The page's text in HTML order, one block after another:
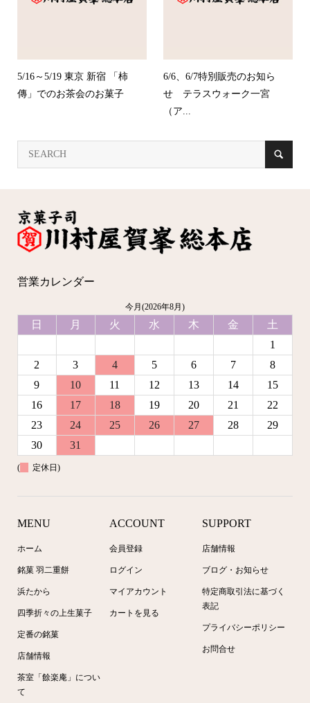
5/16～5/19 東京 新宿 「柿
傳」でのお茶会のお菓子
6/6、6/7特別販売のお知ら
せ テラスウォーク一宮
（ア...
営業カレンダー
今月(2026年8月)
日 月 火 水 木 金
土
1
2
3 4 5 6 7
8
9
10 11 12 13 14
15
16
17 18 19 20 21
22
23
24 25 26 27 28
29
30
31
( 定休日)
MENU
ホーム
銘菓 羽二重餅
浜たから
四季折々の上生菓子
定番の銘菓
店舗情報
茶室「餘楽庵」につい
て
ACCOUNT
会員登録
ログイン
マイアカウント
カートを見る
SUPPORT
店舗情報
ブログ・お知らせ
特定商取引法に基づく
表記
プライバシーポリシー
お問合せ